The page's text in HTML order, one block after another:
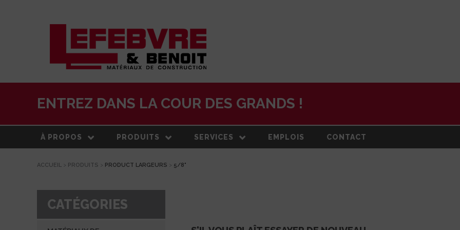
ENTREZ DANS LA COUR DES GRANDS !
À PROPOS
À PROPOS
ÉQUIPE
PRODUITS
MATÉRIAUX DE
SERVICES EMPLOIS CONTACT
ACCUEIL > PRODUITS > PRODUCT LARGEURS > 5/8"
CATÉGORIES